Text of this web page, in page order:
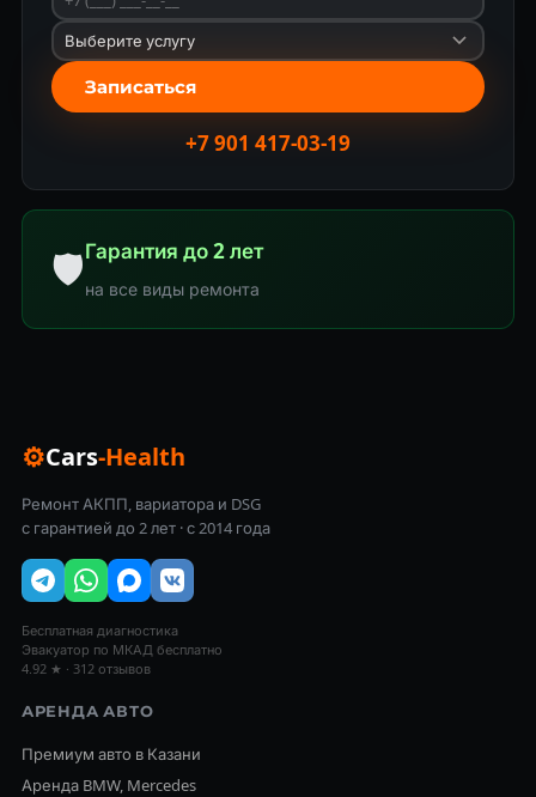
Записаться
+7 901 417-03-19
🛡Гарантия до 2 лет
на все виды ремонта
⚙Cars-Health
Ремонт АКПП, вариатора и DSG
с гарантией до 2 лет · с 2014 года
Бесплатная диагностика
Эвакуатор по МКАД бесплатно
4.92 ★ · 312 отзывов
АРЕНДА АВТО
Премиум авто в Казани
Аренда BMW, Mercedes